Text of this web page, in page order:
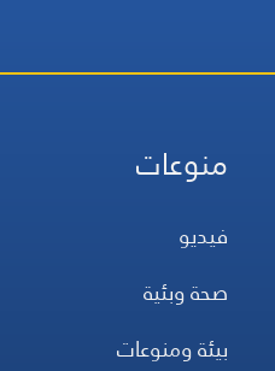
منوعات
فيديو
صحة وبئية
بيئة ومنوعات